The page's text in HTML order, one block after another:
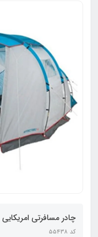
چادر مسافرتی امریکایی
کد ۵۵۴۳۸